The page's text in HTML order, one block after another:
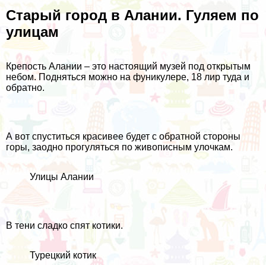
Старый город в Алании. Гуляем по
улицам
Крепость Алании – это настоящий музей под открытым
небом. Подняться можно на фуникулере, 18 лир туда и
обратно.
А вот спуститься красивее будет с обратной стороны
горы, заодно прогуляться по живописным улочкам.
Улицы Алании
В тени сладко спят котики.
Турецкий котик